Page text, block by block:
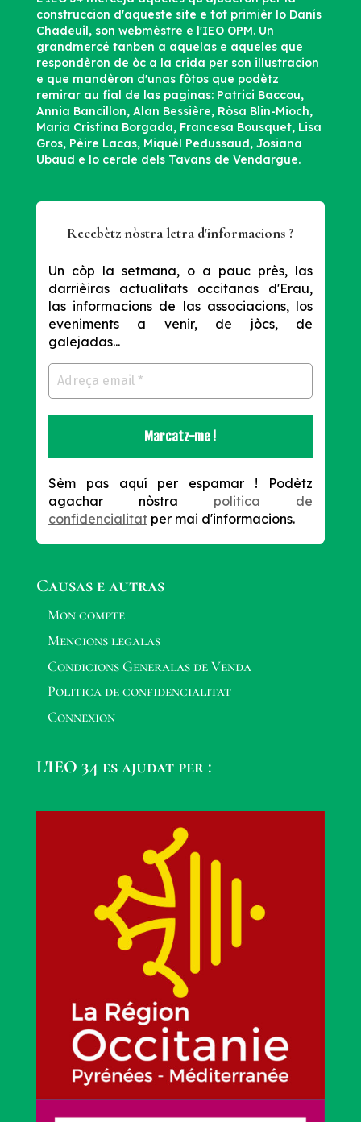
construccion d'aqueste site e tot primièr lo Danís
Chadeuil, son webmèstre e l'IEO OPM. Un
grandmercé tanben a aquelas e aqueles que
respondèron de òc a la crida per son illustracion
e que mandèron d'unas fòtos que podètz
remirar au fial de las paginas: Patrici Baccou,
Annia Bancillon, Alan Bessière, Ròsa Blin-Mioch,
Maria Cristina Borgada, Francesa Bousquet, Lisa
Gros, Pèire Lacas, Miquèl Pedussaud, Josiana
Ubaud e lo cercle dels Tavans de Vendargue.
Recebètz nòstra letra d'informacions ?
Un còp la setmana, o a pauc près, las
darrièiras actualitats occitanas d'Erau,
las informacions de las associacions, los
eveniments a venir, de jòcs, de
galejadas...
Sèm pas aquí per espamar !
Podètz
agachar nòstra politica de
confidencialitatper mai d'informacions.
Causas e autras
Mon compte
Mencions legalas
Condicions Generalas de Venda
Politica de confidencialitat
Connexion
L'IEO 34 es ajudat per :